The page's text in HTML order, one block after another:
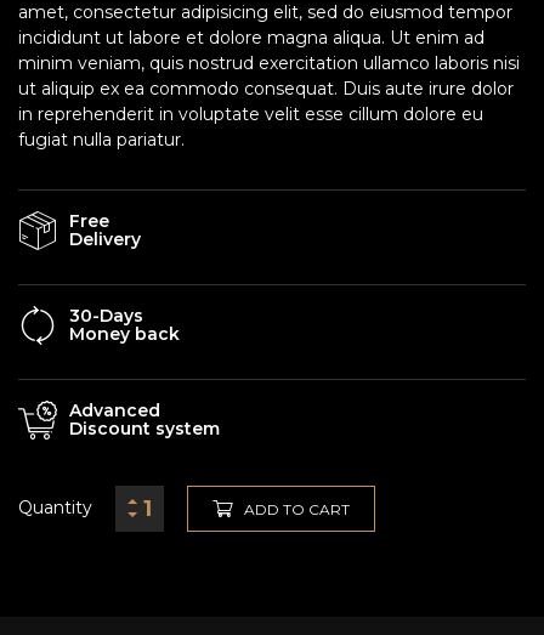
amet, consectetur adipisicing elit, sed do eiusmod tempor
incididunt ut labore et dolore magna aliqua. Ut enim ad
minim veniam, quis nostrud exercitation ullamco laboris nisi
ut aliquip ex ea commodo consequat. Duis aute irure dolor
in reprehenderit in voluptate velit esse cillum dolore eu
fugiat nulla pariatur.
Free
Delivery
30-Days
Money back
Advanced
Discount system
Quantity ADD TO CART